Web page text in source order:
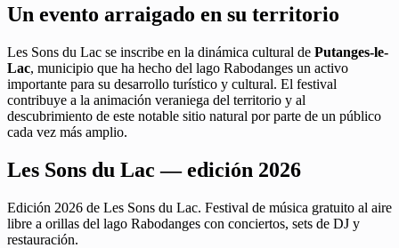
Un evento arraigado en su territorio
Les Sons du Lac se inscribe en la dinámica cultural de Putanges-le-
Lac, municipio que ha hecho del lago Rabodanges un activo
importante para su desarrollo turístico y cultural. El festival
contribuye a la animación veraniega del territorio y al
descubrimiento de este notable sitio natural por parte de un público
cada vez más amplio.
Les Sons du Lac — edición 2026
Edición 2026 de Les Sons du Lac. Festival de música gratuito al aire
libre a orillas del lago Rabodanges con conciertos, sets de DJ y
restauración.